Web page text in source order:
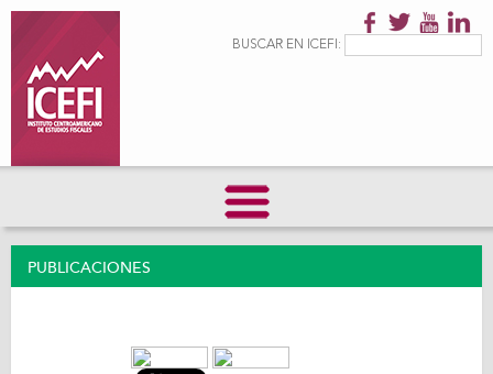
principalFormulario de
BUSCAR EN ICEFI:
PUBLICACIONES